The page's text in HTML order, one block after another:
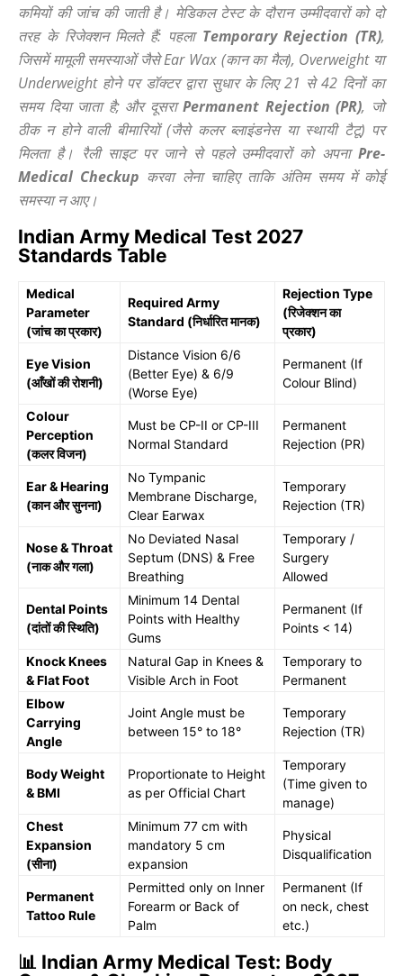
कमियों की जांच की जाती है। मेडिकल टेस्ट के दौरान उम्मीदवारों को दो
तरह के रिजेक्शन मिलते हैं: पहला Temporary Rejection (TR),
जिसमें मामूली समस्याओं जैसे Ear Wax (कान का मैल), Overweight या
Underweight होने पर डॉक्टर द्वारा सुधार के लिए 21 से 42 दिनों का
समय दिया जाता है; और दूसराPermanent Rejection (PR), जो
ठीक न होने वाली बीमारियों (जैसे कलर ब्लाइंडनेस या स्थायी टैटू) पर
मिलता है। रैली साइट पर जाने से पहले उम्मीदवारों को अपना Pre-
Medical Checkup करवा लेना चाहिए ताकि अंतिम समय में कोई
समस्या न आए।
Indian Army Medical Test 2027
Standards Table
Medical
Parameter
(जांच का प्रकार)
Required Army
Standard (निर्धारित मानक)
Rejection Type
(रिजेक्शन का
प्रकार)
Eye Vision
(आँखों की रोशनी)
Distance Vision 6/6
(Better Eye) & 6/9
(Worse Eye)
Permanent (If
Colour Blind)
Colour
Perception
(कलर विजन)
Must be CP-II or CP-III
Normal Standard
Permanent
Rejection (PR)
Ear & Hearing
(कान और सुनना)
No Tympanic
Membrane Discharge,
Clear Earwax
Temporary
Rejection (TR)
Nose & Throat
(नाक और गला)
No Deviated Nasal
Septum (DNS) & Free
Breathing
Temporary /
Surgery
Allowed
Dental Points
(दांतों की स्थिति)
Minimum 14 Dental
Points with Healthy
Gums
Permanent (If
Points < 14)
Knock Knees
& Flat Foot
Natural Gap in Knees &
Visible Arch in Foot
Temporary to
Permanent
Elbow
Carrying
Angle
Joint Angle must be
between 15° to 18°
Temporary
Rejection (TR)
Body Weight
& BMI
Proportionate to Height
as per Official Chart
Temporary
(Time given to
manage)
Chest
Expansion
(सीना)
Minimum 77 cm with
mandatory 5 cm
expansion
Physical
Disqualification
Permanent
Tattoo Rule
Permitted only on Inner
Forearm or Back of
Palm
Permanent (If
on neck, chest
etc.)
📊 Indian Army Medical Test: Body